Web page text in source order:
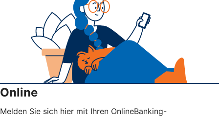
Online
Melden Sie sich hier mit Ihren OnlineBanking-